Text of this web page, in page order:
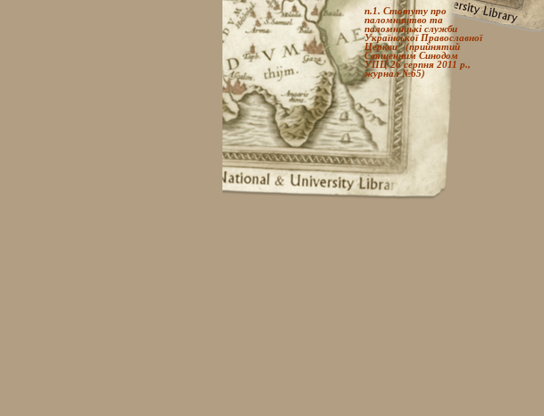
п.1. Статуту про
паломництво та
паломницькі служби
Української Православної
Церкви" (прийнятий
Священним Синодом
УПЦ 26 серпня 2011 р.,
журнал №65)